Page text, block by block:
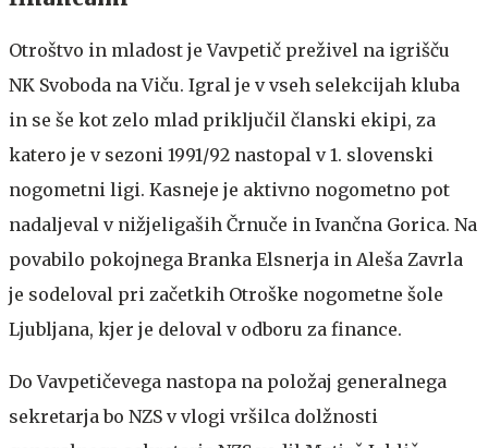
Otroštvo in mladost je Vavpetič preživel na igrišču
NK Svoboda na Viču. Igral je v vseh selekcijah kluba
in se še kot zelo mlad priključil članski ekipi, za
katero je v sezoni 1991/92 nastopal v 1. slovenski
nogometni ligi. Kasneje je aktivno nogometno pot
nadaljeval v nižjeligaših Črnuče in Ivančna Gorica. Na
povabilo pokojnega Branka Elsnerja in Aleša Zavrla
je sodeloval pri začetkih Otroške nogometne šole
Ljubljana, kjer je deloval v odboru za finance.
Do Vavpetičevega nastopa na položaj generalnega
sekretarja bo NZS v vlogi vršilca dolžnosti